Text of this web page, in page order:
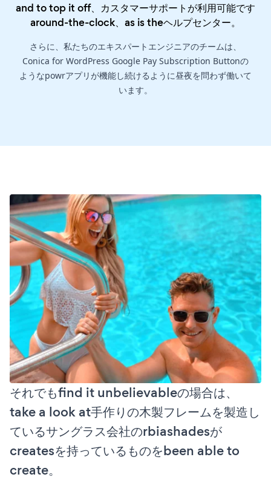
and to top it off、カスタマーサポートが利用可能です
around-the-clock、as is theヘルプセンター。
さらに、私たちのエキスパートエンジニアのチームは、
Conica for WordPress Google Pay Subscription Buttonの
ようなpowrアプリが機能し続けるように昼夜を問わず働いて
います。
それでもfind it unbelievableの場合は、
take a look at手作りの木製フレームを製造し
ているサングラス会社のrbiashadesが
createsを持っているものをbeen able to
create。